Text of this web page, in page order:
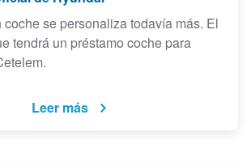
se personaliza todavía más. El
tendrá un préstamo coche para
Leer más